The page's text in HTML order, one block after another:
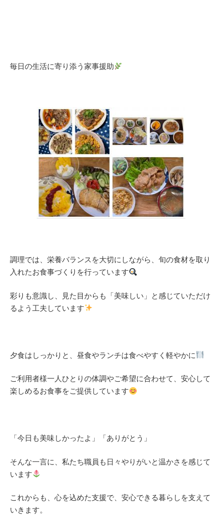
毎日の生活に寄り添う家事援助
調理では、栄養バランスを大切にしながら、旬の食材を取り
入れたお食事づくりを行っています
彩りも意識し、見た目からも「美味しい」と感じていただけ
るよう工夫しています
夕食はしっかりと、昼食やランチは食べやすく軽やかに
ご利用者様一人ひとりの体調やご希望に合わせて、安心して
楽しめるお食事をご提供しています
「今日も美味しかったよ」「ありがとう」
そんな一言に、私たち職員も日々やりがいと温かさを感じて
います
これからも、心を込めた支援で、安心できる暮らしを支えて
いきます。